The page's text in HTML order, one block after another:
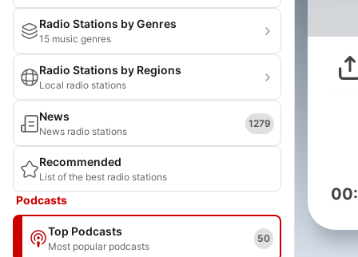
Radio Stations by Genres
15 music genres
Radio Stations by Regions
Local radio stations
News
News radio stations
1279
Recommended
List of the best radio stations
Podcasts
Top Podcasts
Most popular podcasts
50